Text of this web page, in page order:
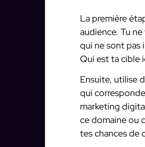
La première
audience. Tu
qui ne sont pas
Qui est ta cible
Ensuite, utilise
qui
marketing
ce domaine ou
tes chances de